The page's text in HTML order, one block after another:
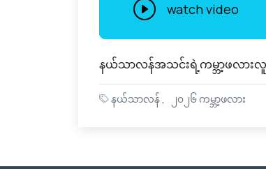
watch video
နယ်သာလန်အသင်းရဲ့ကမ္ဘာ့ဖလားလူ
နယ်သာလန် ၂၀၂၆ ကမ္ဘာ့ဖလား